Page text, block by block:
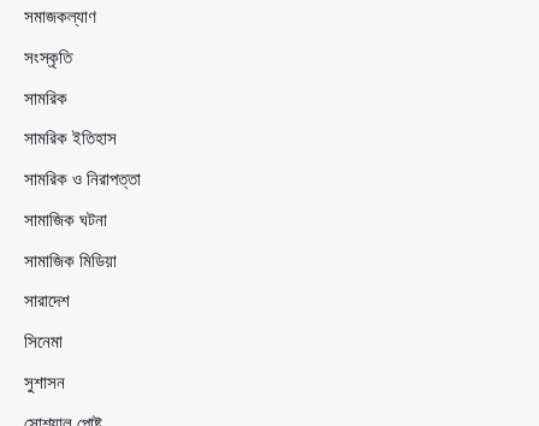
সমাজকল্যাণ
সংস্কৃতি
সামরিক
সামরিক ইতিহাস
সামরিক ও নিরাপত্তা
সামাজিক ঘটনা
সামাজিক মিডিয়া
সারাদেশ
সিনেমা
সুশাসন